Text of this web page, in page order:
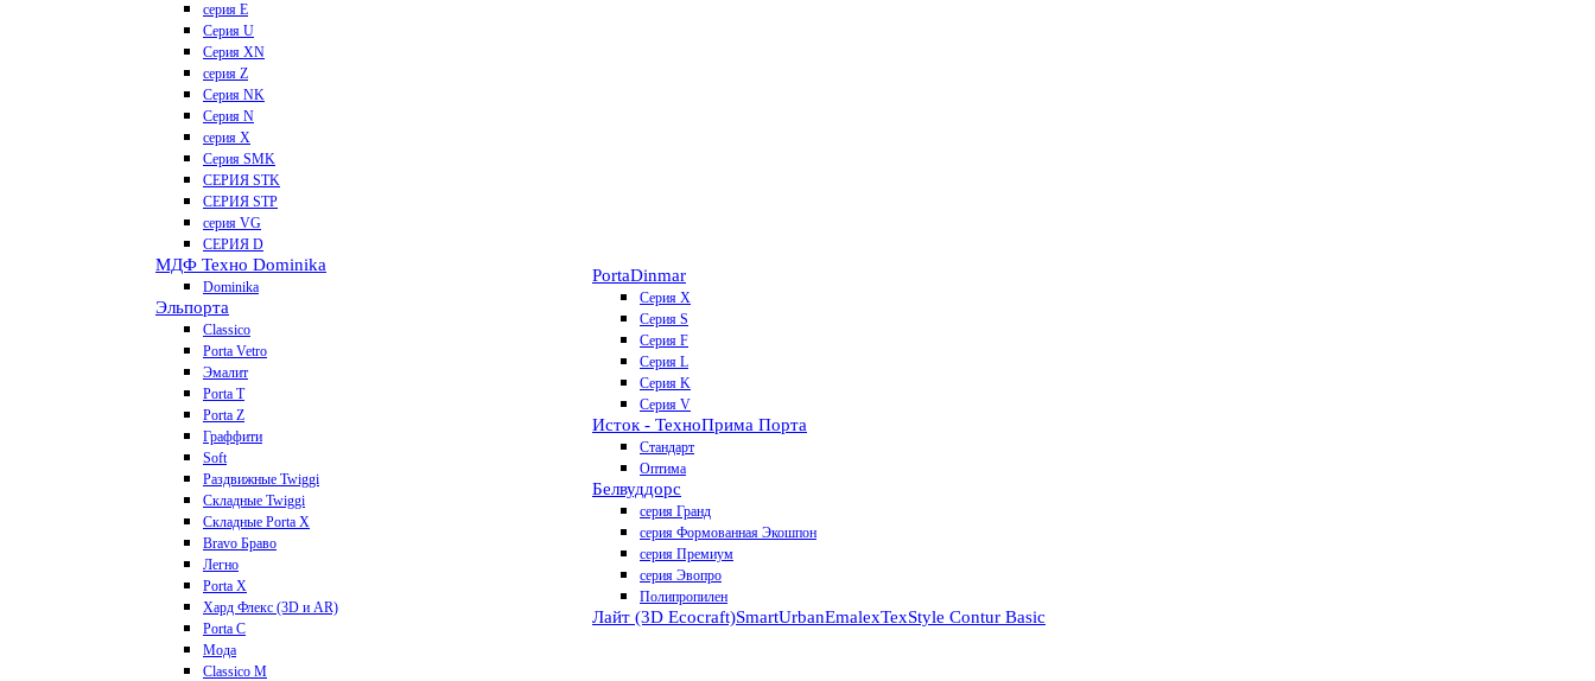
серия E
Серия U
Серия XN
серия Z
Серия NK
Серия N
серия X
Серия SMK
СЕРИЯ STK
СЕРИЯ STP
серия VG
СЕРИЯ D
МДФ Техно Dominika
Dominika
Эльпорта
Classico
Porta Vetro
Эмалит
Porta T
Porta Z
Граффити
Soft
Раздвижные Twiggi
Складные Twiggi
Складные Porta X
Bravo Браво
Легно
Porta X
Хард Флекс (3D и AR)
Porta C
Мода
Classico M
PortaDinmar
Серия X
Серия S
Серия F
Серия L
Серия K
Серия V
Исток - ТехноПрима Порта
Стандарт
Оптима
Белвуддорс
серия Гранд
серия Формованная Экошпон
серия Премиум
серия Эвопро
Полипропилен
Лайт (3D Ecocraft)SmartUrbanEmalexTexStyle Contur Basic